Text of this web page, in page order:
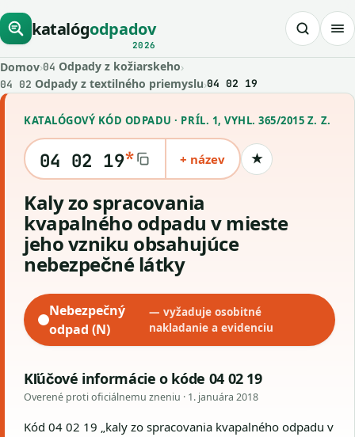
katalógodpadov
2026
Domov›04 Odpady z kožiarskeho›
04 02 Odpady z textilného priemyslu›04 02 19
KATALÓGOVÝ KÓD ODPADU · PRÍL. 1, VYHL. 365/2015 Z. Z.
04 02 19* + název ★Uložiť kód
kaly zo spracovania
kvapalného odpadu v mieste
jeho vzniku obsahujúce
nebezpečné látky
Nebezpečný
odpad (N)
— vyžaduje osobitné
nakladanie a evidenciu
Kľúčové informácie o kóde 04 02 19
Overené proti oficiálnemu zneniu · 1. januára 2018
Kód 04 02 19 „kaly zo spracovania kvapalného odpadu v